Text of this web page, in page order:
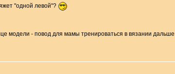
"одной левой"?
модели - повод для мамы тренироваться в вязании